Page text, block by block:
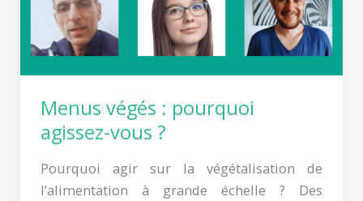
Menus végés : pourquoi
agissez-vous ?
Pourquoi agir sur la végétalisation de
l’alimentation à grande échelle ? Des